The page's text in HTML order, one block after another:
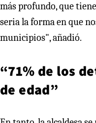
más profundo, que
seria la forma en que
municipios", añadió.
“71% de los
de edad”